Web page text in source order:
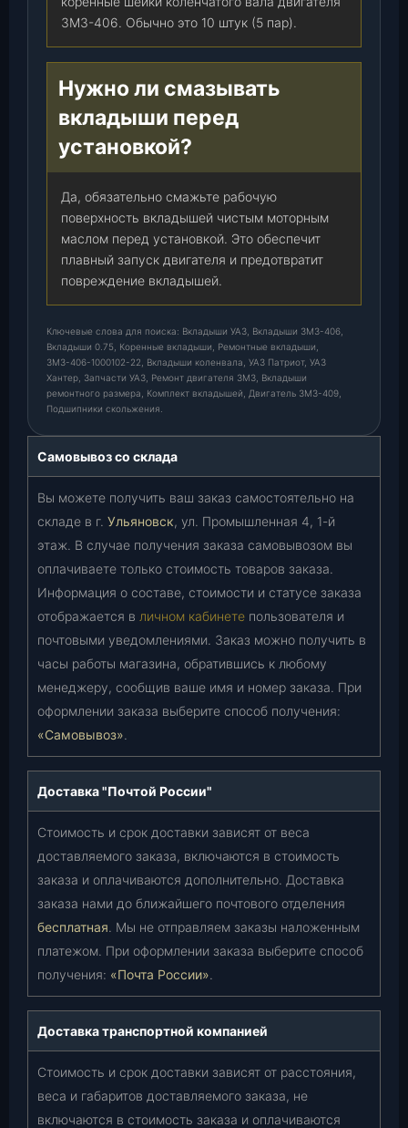
ЗМЗ-406. Обычно это 10 штук (5 пар).
Нужно ли смазывать
вкладыши перед
установкой?
Да, обязательно смажьте рабочую
поверхность вкладышей чистым моторным
маслом перед установкой. Это обеспечит
плавный запуск двигателя и предотвратит
повреждение вкладышей.
Ключевые слова для поиска: Вкладыши УАЗ, Вкладыши ЗМЗ-406,
Вкладыши 0.75, Коренные вкладыши, Ремонтные вкладыши,
ЗМЗ-406-1000102-22, Вкладыши коленвала, УАЗ Патриот, УАЗ
Хантер, Запчасти УАЗ, Ремонт двигателя ЗМЗ, Вкладыши
ремонтного размера, Комплект вкладышей, Двигатель ЗМЗ-409,
Подшипники скольжения.
Самовывоз со склада
Вы можете получить ваш заказ самостоятельно на
складе в г. Ульяновск, ул. Промышленная 4, 1-й
этаж. В случае получения заказа самовывозом вы
оплачиваете только стоимость товаров заказа.
Информация о составе, стоимости и статусе заказа
отображается в личном кабинете пользователя и
почтовыми уведомлениями. Заказ можно получить в
часы работы магазина, обратившись к любому
менеджеру, сообщив ваше имя и номер заказа. При
оформлении заказа выберите способ получения:
«Самовывоз».
Доставка "Почтой России"
Стоимость и срок доставки зависят от веса
доставляемого заказа, включаются в стоимость
заказа и оплачиваются дополнительно. Доставка
заказа нами до ближайшего почтового отделения
бесплатная. Мы не отправляем заказы наложенным
платежом. При оформлении заказа выберите способ
получения: «Почта России».
Доставка транспортной компанией
Стоимость и срок доставки зависят от расстояния,
веса и габаритов доставляемого заказа, не
включаются в стоимость заказа и оплачиваются